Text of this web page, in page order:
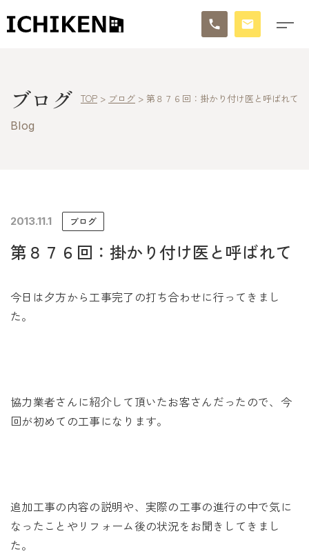
ブログ
イチケンの家づくり
モデルハウス
お問い合わせ
ブログ
Blog
TOP > ブログ > 第８７６回：掛かり付け医と呼ばれて
2013.11.1 ブログ
第８７６回：掛かり付け医と呼ばれて
今日は夕方から工事完了の打ち合わせに行ってきまし
た。
協力業者さんに紹介して頂いたお客さんだったので、今
回が初めての工事になります。
追加工事の内容の説明や、実際の工事の進行の中で気に
なったことやリフォーム後の状況をお聞きしてきまし
た。